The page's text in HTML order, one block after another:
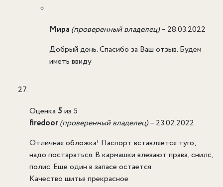
Мира (проверенный владелец)– 28.03.2022
Добрый день. Спасибо за Ваш отзыв. Будем
иметь ввиду
Оценка 5 из 5
firedoor(проверенный владелец)– 23.02.2022
Отличная обложка! Паспорт вставляется туго,
надо постараться. В кармашки влезают права, снилс,
полис. Еще один в запасе остается.
Качество шитья прекрасное